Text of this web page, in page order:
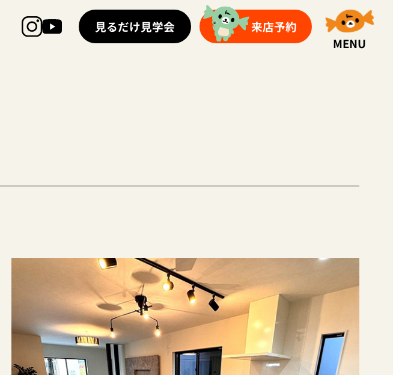
見るだけ見学会
来店予約
MENU